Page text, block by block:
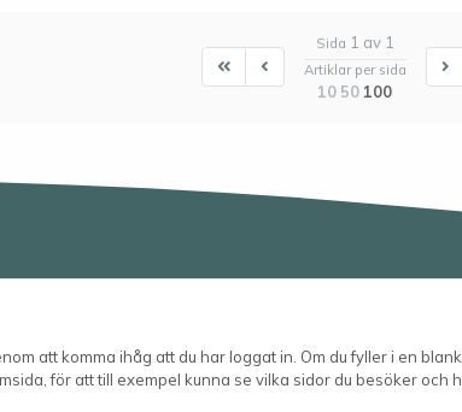
att komma ihåg att du har loggat in. Om du fyller i en
för att till exempel kunna se vilka sidor du besöker och
FirstFirst
Sida 1 av 1
Artiklar per sida
10 50 100